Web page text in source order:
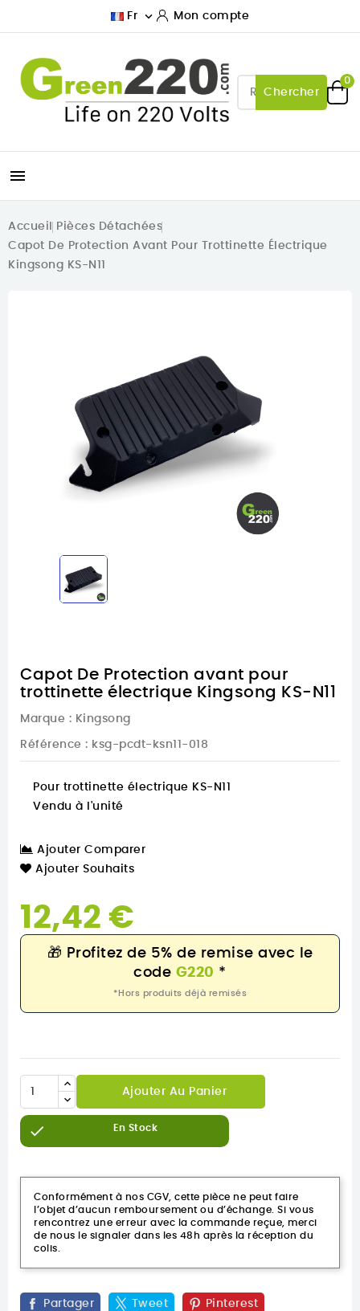
Fr  Mon compte
Chercher
0

Accueil
Pièces Détachées
Capot De Protection Avant Pour Trottinette Électrique
Kingsong KS-N11
Capot De Protection avant pour
trottinette électrique Kingsong KS-N11
Marque : Kingsong
Référence : ksg-pcdt-ksn11-018
Pour trottinette électrique KS-N11
Vendu à l'unité
Ajouter Comparer
Ajouter Souhaits
12,42 €
🎁 Profitez de 5% de remise avec le
code G220 *
*Hors produits déjà remisés
Ajouter Au Panier
 En Stock
Conformément à nos CGV, cette pièce ne peut faire
l’objet d’aucun remboursement ou d’échange. Si vous
rencontrez une erreur avec la commande reçue, merci
de nous le signaler dans les 48h après la réception du
colis.
Partager Tweet Pinterest